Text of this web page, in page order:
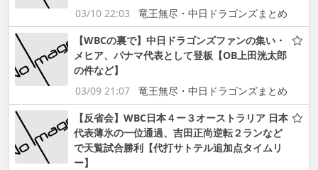
03/10 22:03
竜王無尽・中日ドラゴンズまとめ
【WBCの裏で】中日ドラゴンズファンの集い・
メヒア、パナマ代表として登板【OB上田洸太郎
の件など】
03/09 21:07
竜王無尽・中日ドラゴンズまとめ
【反省会】WBC日本４ー３オーストラリア 日本
代表薄氷の一位通過、吉田正尚逆転２ランなど
で天覧試合勝利【代打サトテル追加点タイムリ
ー】